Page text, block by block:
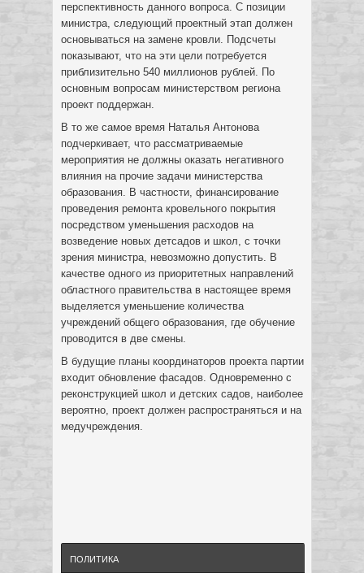
перспективность данного вопроса. С позиции
министра, следующий проектный этап должен
основываться на замене кровли. Подсчеты
показывают, что на эти цели потребуется
приблизительно 540 миллионов рублей. По
основным вопросам министерством региона
проект поддержан.
В то же самое время Наталья Антонова
подчеркивает, что рассматриваемые
мероприятия не должны оказать негативного
влияния на прочие задачи министерства
образования. В частности, финансирование
проведения ремонта кровельного покрытия
посредством уменьшения расходов на
возведение новых детсадов и школ, с точки
зрения министра, невозможно допустить. В
качестве одного из приоритетных направлений
областного правительства в настоящее время
выделяется уменьшение количества
учреждений общего образования, где обучение
проводится в две смены.
В будущие планы координаторов проекта партии
входит обновление фасадов. Одновременно с
реконструкцией школ и детских садов, наиболее
вероятно, проект должен распространяться и на
медучреждения.
ПОЛИТИКА